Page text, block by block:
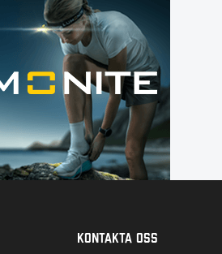
Kontakta Oss